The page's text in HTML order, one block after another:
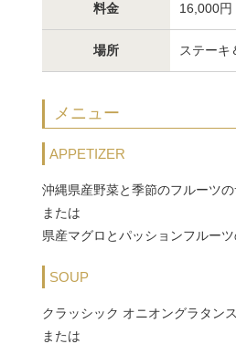
料金 16,000円
場所 ステーキ
メニュー
APPETIZER
沖縄県産野菜と季節のフルーツ
または
県産マグロとパッションフルー
SOUP
クラッシック オニオングラタン
または